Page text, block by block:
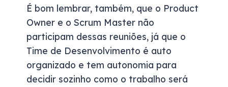
É bom lembrar, também, que o Product
Owner e o Scrum Master não
participam dessas reuniões, já que o
Time de Desenvolvimento é auto
organizado e tem autonomia para
decidir sozinho como o trabalho será